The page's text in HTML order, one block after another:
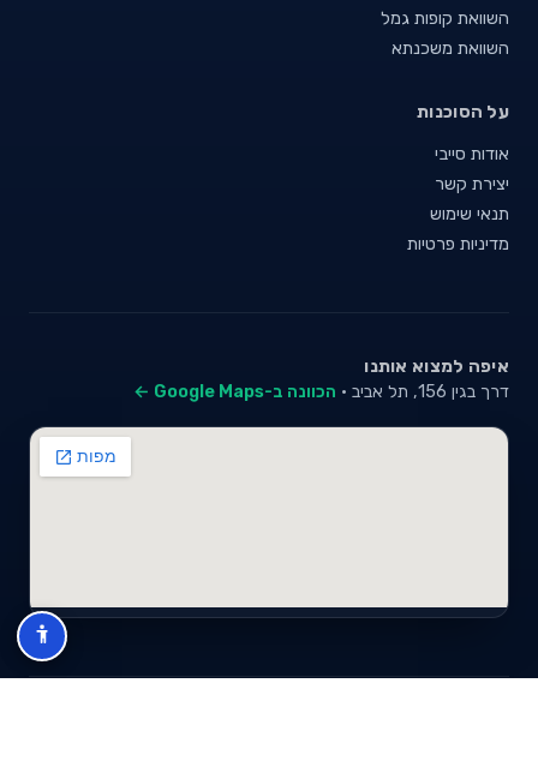
השוואת קופות גמל
השוואת משכנתא
על הסוכנות
אודות סייבי
יצירת קשר
תנאי שימוש
מדיניות פרטיות
איפה למצוא אותנו
דרך בגין 156, תל אביב · הכוונה ב-Google Maps ←